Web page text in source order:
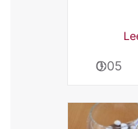
0:05